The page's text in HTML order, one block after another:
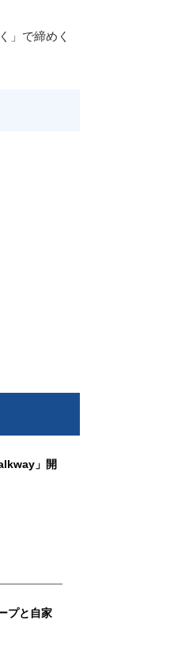
」で締めく
」開
プと自家